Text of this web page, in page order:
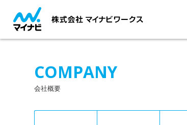
COMPANY
会社概要